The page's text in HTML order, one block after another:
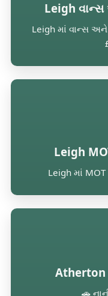
Leigh
Leigh માં વાન્સ
Leigh
Leigh માં
Atherton
🚗